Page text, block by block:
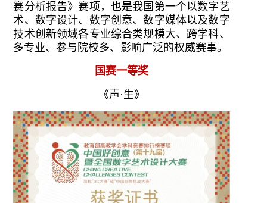
赛分析报告》赛项，也是我国第一个以数字艺
术、数字设计、数字创意、数字媒体以及数字
技术创新领域各专业综合类规模大、跨学科、
多专业、参与院校多、影响广泛的权威赛事。
国赛一等奖
《声·生》